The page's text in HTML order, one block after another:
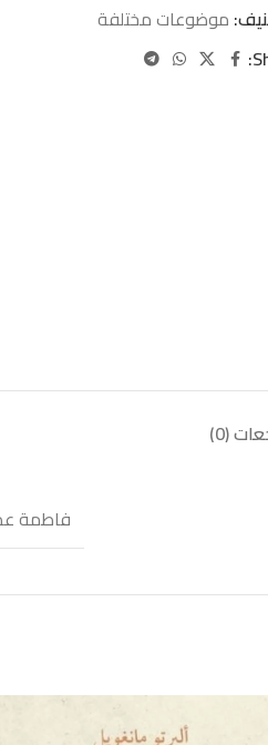
موضوعات مختلفة
(0)
فاطمة